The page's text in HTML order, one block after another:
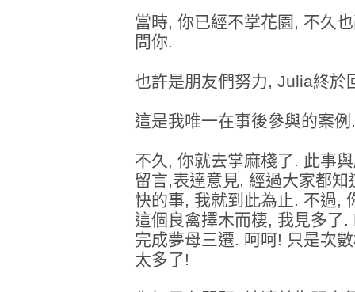
當時, 你已經不掌花園, 不久
問你.
也許是朋友們努力, Julia終於
這是我唯一在事後參與的案例.
不久, 你就去掌麻棧了. 此事
留言,表達意見, 經過大家都
快的事, 我就到此為止. 不過,
這個良禽擇木而棲, 我見多了
完成夢母三遷. 呵呵! 只是次
太多了!